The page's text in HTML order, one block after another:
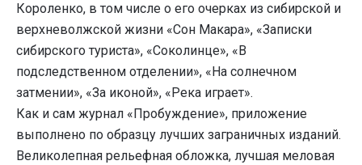
Короленко, в том числе о его очерках из сибирской и
верхневолжской жизни «Сон Макара», «Записки
сибирского туриста», «Соколинце», «В
подследственном отделении», «На солнечном
затмении», «За иконой», «Река играет».
Как и сам журнал «Пробуждение», приложение
выполнено по образцу лучших заграничных изданий.
Великолепная рельефная обложка, лучшая меловая